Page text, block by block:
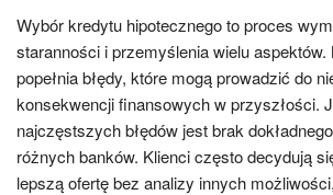
Wybór kredytu hipotecznego to proces
staranności i przemyślenia wielu
popełnia błędy, które mogą prowadzić do
konsekwencji finansowych w przyszłości.
najczęstszych błędów jest brak
różnych banków. Klienci często decydują
lepszą ofertę bez analizy innych